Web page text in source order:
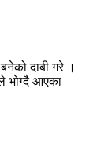
दाबी गरे ।
भोग्दै आएका